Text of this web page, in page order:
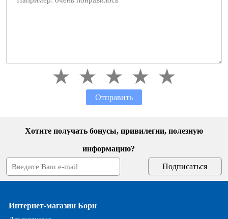
Отправить
Хотите получать бонусы, привилегии, полезную
информацию?
Интернет-магазин Борн